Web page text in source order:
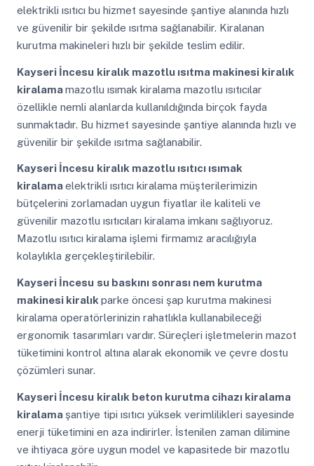
elektrikli ısıtıcı bu hizmet sayesinde şantiye alanında hızlı
ve güvenilir bir şekilde ısıtma sağlanabilir. Kiralanan
kurutma makineleri hızlı bir şekilde teslim edilir.
Kayseri İncesu kiralık mazotlu ısıtma makinesi kiralık
kiralamamazotlu ısımak kiralama mazotlu ısıtıcılar
özellikle nemli alanlarda kullanıldığında birçok fayda
sunmaktadır. Bu hizmet sayesinde şantiye alanında hızlı ve
güvenilir bir şekilde ısıtma sağlanabilir.
Kayseri İncesu kiralık mazotlu ısıtıcı ısımak
kiralamaelektrikli ısıtıcı kiralama müşterilerimizin
bütçelerini zorlamadan uygun fiyatlar ile kaliteli ve
güvenilir mazotlu ısıtıcıları kiralama imkanı sağlıyoruz.
Mazotlu ısıtıcı kiralama işlemi firmamız aracılığıyla
kolaylıkla gerçekleştirilebilir.
Kayseri İncesu su baskını sonrası nem kurutma
makinesi kiralık parke öncesi şap kurutma makinesi
kiralama operatörlerinizin rahatlıkla kullanabileceği
ergonomik tasarımları vardır. Süreçleri işletmelerin mazot
tüketimini kontrol altına alarak ekonomik ve çevre dostu
çözümleri sunar.
Kayseri İncesu kiralık beton kurutma cihazı kiralama
kiralama şantiye tipi ısıtıcı yüksek verimlilikleri sayesinde
enerji tüketimini en aza indirirler. İstenilen zaman dilimine
ve ihtiyaca göre uygun model ve kapasitede bir mazotlu